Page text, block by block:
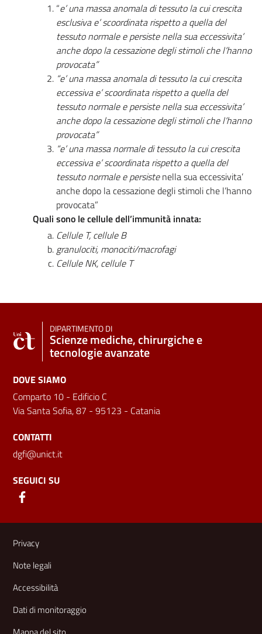
“e’ una massa anomala di tessuto la cui crescita
esclusiva e’ scoordinata rispetto a quella del
tessuto normale e persiste nella sua eccessivita’
anche dopo la cessazione degli stimoli che l’hanno
provocata”
“e’ una massa anomala di tessuto la cui crescita
eccessiva e’ scoordinata rispetto a quella del
tessuto normale e persiste nella sua eccessivita’
anche dopo la cessazione degli stimoli che l’hanno
provocata”
“e’ una massa normale di tessuto la cui crescita
eccessiva e’ scoordinata rispetto a quella del
tessuto normale e persistenella sua eccessivita’
anche dopo la cessazione degli stimoli che l’hanno
provocata”
Quali sono le cellule dell’immunità innata:
Cellule T, cellule B
granulociti, monociti/macrofagi
Cellule NK, cellule T
DIPARTIMENTO DI
Scienze mediche, chirurgiche e
tecnologie avanzate
DOVE SIAMO
Comparto 10 - Edificio C
Via Santa Sofia, 87 - 95123 - Catania
CONTATTI
dgfi@unict.it
SEGUICI SU
Link e informazioni utili
Privacy
Note legali
Accessibilità
Dati di monitoraggio